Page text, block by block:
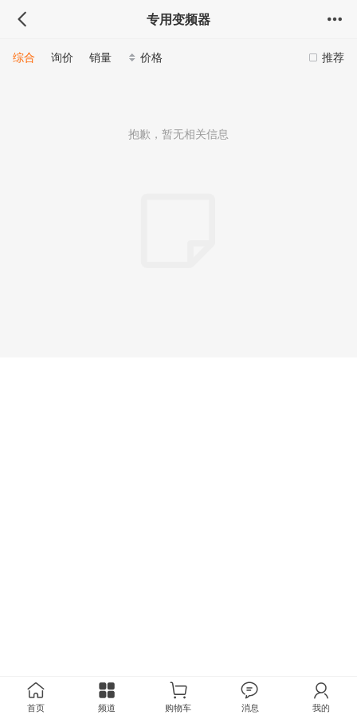
专用变频器
推荐
综合 询价 销量 价格
抱歉，暂无相关信息
首页 频道 购物车 消息 我的